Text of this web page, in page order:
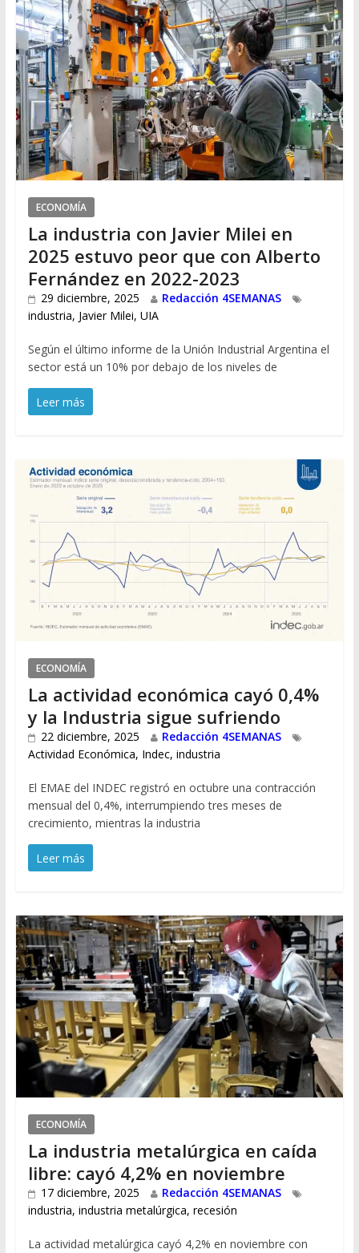
ECONOMÍA
La industria con Javier Milei en
2025 estuvo peor que con Alberto
Fernández en 2022-2023
29 diciembre, 2025
Redacción 4SEMANAS
industria, Javier Milei, UIA
Según el último informe de la Unión Industrial Argentina el
sector está un 10% por debajo de los niveles de
Leer más
ECONOMÍA
La actividad económica cayó 0,4%
y la Industria sigue sufriendo
22 diciembre, 2025
Redacción 4SEMANAS
Actividad Económica, Indec, industria
El EMAE del INDEC registró en octubre una contracción
mensual del 0,4%, interrumpiendo tres meses de
crecimiento, mientras la industria
Leer más
ECONOMÍA
La industria metalúrgica en caída
libre: cayó 4,2% en noviembre
17 diciembre, 2025
Redacción 4SEMANAS
industria, industria metalúrgica, recesión
La actividad metalúrgica cayó 4,2% en noviembre con